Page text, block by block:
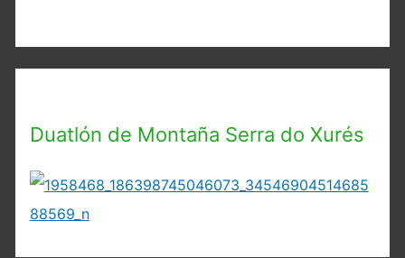
Duatlón de Montaña Serra do Xurés